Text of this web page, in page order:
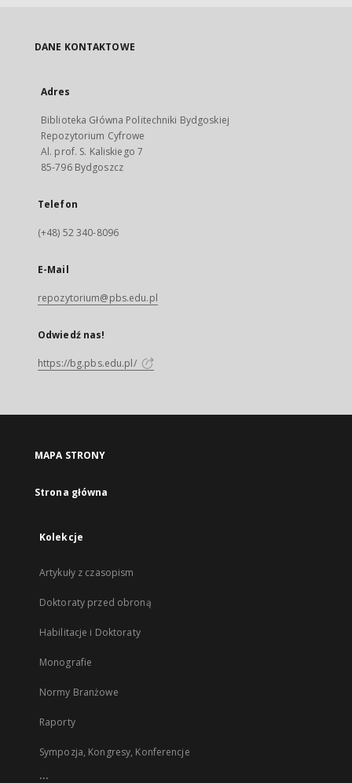
DANE KONTAKTOWE
Adres
Biblioteka Główna Politechniki Bydgoskiej
Repozytorium Cyfrowe
Al. prof. S. Kaliskiego 7
85-796 Bydgoszcz
Telefon
(+48) 52 340-8096
E-Mail
repozytorium@pbs.edu.pl
Odwiedź nas!
https://bg.pbs.edu.pl/
MAPA STRONY
Strona główna
Kolekcje
Artykuły z czasopism
Doktoraty przed obroną
Habilitacje i Doktoraty
Monografie
Normy Branżowe
Raporty
Sympozja, Kongresy, Konferencje
...